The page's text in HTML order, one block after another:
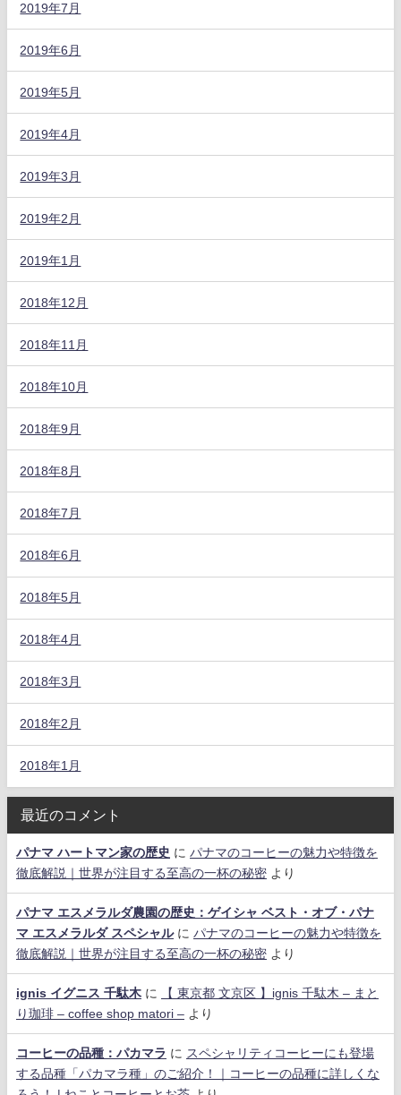
2019年7月
2019年6月
2019年5月
2019年4月
2019年3月
2019年2月
2019年1月
2018年12月
2018年11月
2018年10月
2018年9月
2018年8月
2018年7月
2018年6月
2018年5月
2018年4月
2018年3月
2018年2月
2018年1月
最近のコメント
パナマ ハートマン家の歴史 に パナマのコーヒーの魅力や特徴を
徹底解説｜世界が注目する至高の一杯の秘密 より
パナマ エスメラルダ農園の歴史：ゲイシャ ベスト・オブ・パナ
マ エスメラルダ スペシャルに パナマのコーヒーの魅力や特徴を
徹底解説｜世界が注目する至高の一杯の秘密 より
ignis イグニス 千駄木 に
【 東京都 文京区 】ignis 千駄木 – まと
り珈琲 – coffee shop matori – より
コーヒーの品種：パカマラ に スペシャリティコーヒーにも登場
する品種「パカマラ種」のご紹介！｜コーヒーの品種に詳しくな